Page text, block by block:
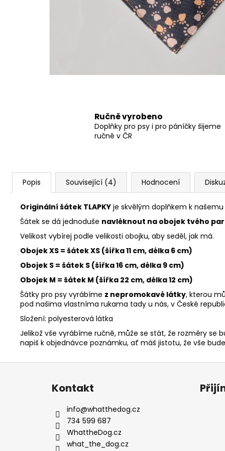
Ručně vyrobeno
Doplňky pro psy i pro páníčky šijeme
ručně v ČR
Popis Související (4) Hodnocení
Originální šátek TLAPKY je skvělým doplňkem k
Šátek se dá jednoduše navléknout na obojek tvého
Velikost vybírej podle velikosti obojku, aby seděl, jak má.
Obojek XS = šátek XS (šířka 11 cm, délka 6 cm)
Obojek S = šátek S (šířka 16 cm, délka 9 cm)
Obojek M = šátek M (šířka 22 cm, délka 12 cm)
Šátky pro psy vyrábíme z nepromokavé látky, kterou
pod našima vlastníma rukama tady u nás, v České
Složení: polyesterová látka
Jelikož vše vyrábíme ručně, může se stát, že rozměry se
napiš k objednávce poznámku, ať máš jistotu, že vše
Z
Kontakt
info@whatthedog.cz
734 599 687
WhattheDog.cz
what_the_dog.cz